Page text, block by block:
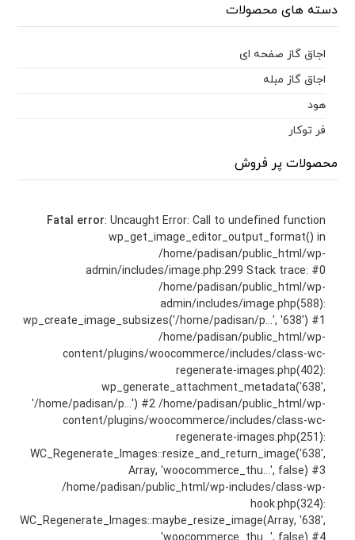
دسته های محصولات
اجاق گاز صفحه ای
اجاق گاز مبله
هود
فر توکار
محصولات پر فروش
Fatal error: Uncaught Error: Call to undefined function
wp_get_image_editor_output_format() in
/home/padisan/public_html/wp-
admin/includes/image.php:299 Stack trace: #0
/home/padisan/public_html/wp-
admin/includes/image.php(588):
wp_create_image_subsizes('/home/padisan/p...', '638') #1
/home/padisan/public_html/wp-
content/plugins/woocommerce/includes/class-wc-
regenerate-images.php(402):
wp_generate_attachment_metadata('638',
'/home/padisan/p...') #2 /home/padisan/public_html/wp-
content/plugins/woocommerce/includes/class-wc-
regenerate-images.php(251):
WC_Regenerate_Images::resize_and_return_image('638',
Array, 'woocommerce_thu...', false) #3
/home/padisan/public_html/wp-includes/class-wp-
hook.php(324):
WC_Regenerate_Images::maybe_resize_image(Array, '638',